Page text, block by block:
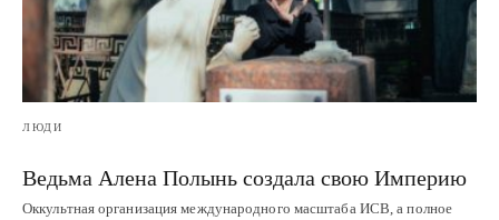
ЛЮДИ
Ведьма Алена Полынь создала свою Империю
Оккультная организация международного масштаба ИСВ, а полное